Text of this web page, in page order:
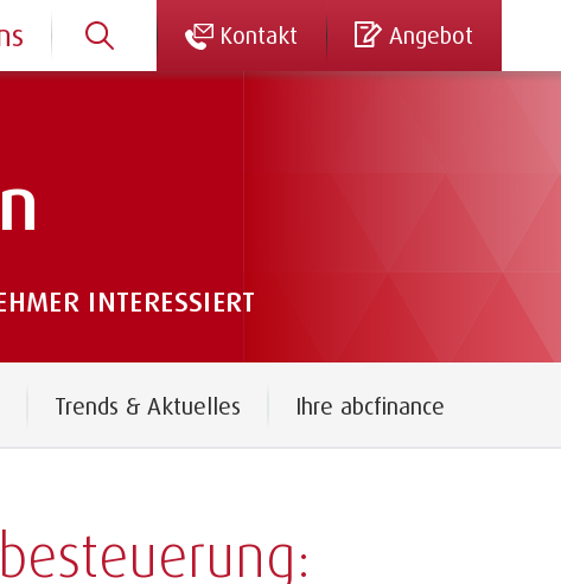
INTERESSIERT
Trends & Aktuelles Ihre abcfinance
Kontakt Angebot